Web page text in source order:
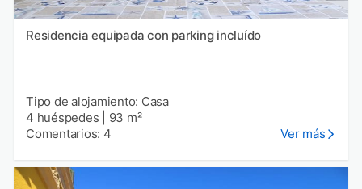
Residencia equipada con parking incluído
Tipo de alojamiento: Casa
4 huéspedes
93 m²
Comentarios: 4
Ver más